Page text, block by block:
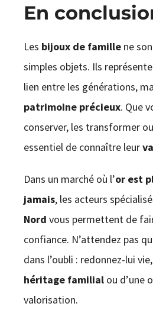
En
Les bijoux de famillene
simples objets. Ils
lien entre les générations,
patrimoine précieux. Que
conserver, les transformer
essentiel de connaître leur
Dans un marché où l’or est
jamais, les acteurs
Nord vous permettent de
confiance. N’attendez pas
dans l’oubli : redonnez-lui vie,
héritage familialou d’une
valorisation.